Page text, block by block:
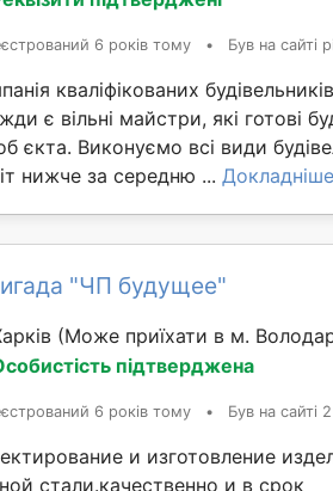
6 років тому • Був на сайті
кваліфікованих
є вільні майстри, які готові
єкта. Виконуємо всі види
нижче за середню ... Докладніше
"ЧП будущее"
(Може приїхати в м.
підтверджена
6 років тому • Був на сайті
и изготовление
стали.качественно и в срок